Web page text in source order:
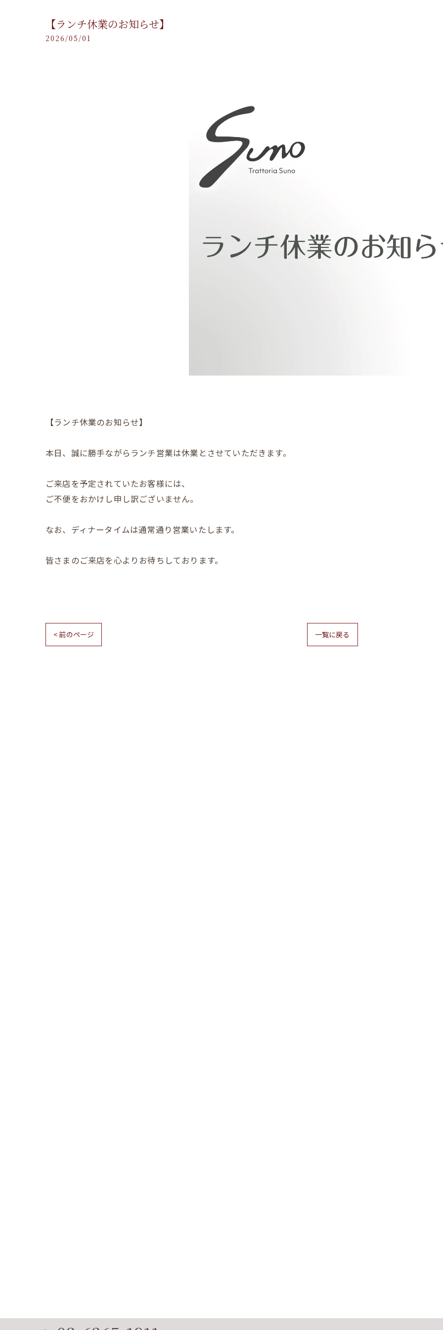
【ランチ休業のお知らせ】
2026/05/01
【ランチ休業のお知らせ】
本日、誠に勝手ながらランチ営業は休業とさせていただきます。
ご来店を予定されていたお客様には、
ご不便をおかけし申し訳ございません。
なお、ディナータイムは通常通り営業いたします。
皆さまのご来店を心よりお待ちしております。
< 前のページ 一覧に戻る